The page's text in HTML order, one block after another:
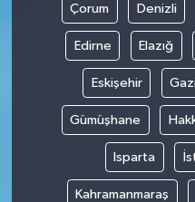
Çorum Denizli
Edirne Elazığ
Eskişehir
Gümüşhane
Isparta
Kahramanmaraş